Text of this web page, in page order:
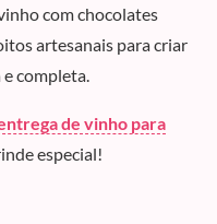
com chocolates
artesanais para criar
completa.
de vinho para
especial!